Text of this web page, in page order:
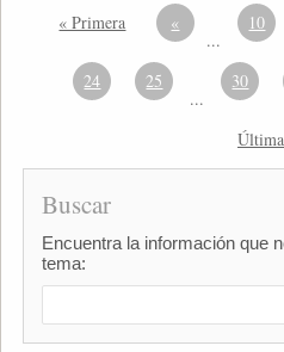
« Primera «
...
10
24 25
...
30
Buscar
Encuentra la información que
tema: